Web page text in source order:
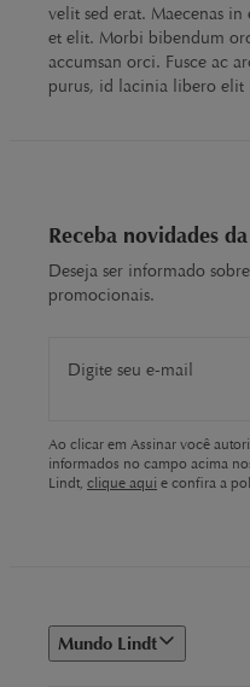
velit sed erat. Maecenas
et elit. Morbi bibendum
accumsan orci. Fusce ac
purus, id lacinia libero elit
Receba novidades
Deseja ser informado
promocionais.
Digite seu e-mail
Ao clicar em Assinar você
informados no campo acima
Lindt, clique aqui e confira a
Mundo Lindt